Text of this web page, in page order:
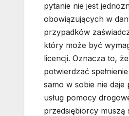
pytanie nie jest
obowiązujących w
przypadków
który może być
licencji. Oznacza to,
potwierdzać
samo w sobie nie daje
usług pomocy
przedsiębiorcy muszą